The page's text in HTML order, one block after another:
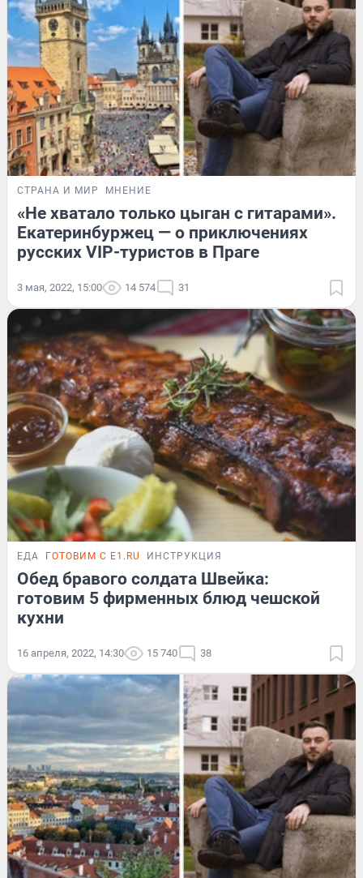
СТРАНА И МИР МНЕНИЕ
«Не хватало только цыган с гитарами».
Екатеринбуржец — о приключениях
русских VIP-туристов в Праге
3 мая, 2022, 15:00 14 574 31
ЕДА ГОТОВИМ С E1.RU ИНСТРУКЦИЯ
Обед бравого солдата Швейка:
готовим 5 фирменных блюд чешской
кухни
16 апреля, 2022, 14:30 15 740 38